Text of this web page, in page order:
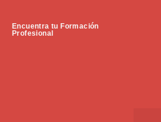
Encuentra tu Formación
Profesional